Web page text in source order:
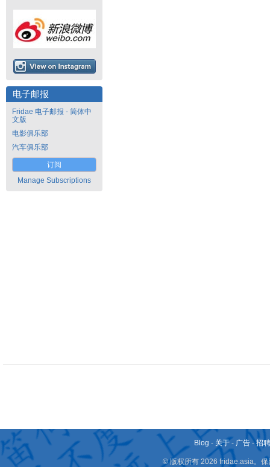
电子邮报
Fridae 电子邮报 - 简体中
文版
电影俱乐部
汽车俱乐部
订阅
Manage Subscriptions
Blog - 关于 - 广告 -招
© 版权所有 2026 fridae.asia。